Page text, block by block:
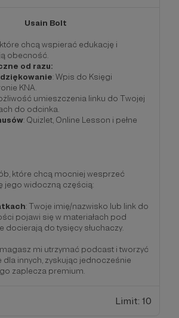
Usain Bolt
chcą wspierać edukację i
obecność.
od razu:
: Wpis do Księgi
KNA.
umieszczenia linku do Twojej
do odcinka.
: Quizlet, Online Lesson i pełne
które chcą mocniej wesprzeć
jego widoczną częścią:
: Twoje imię/nazwisko lub link do
pojawi się w materiałach pod
docierają do tysięcy słuchaczy.
mi utrzymać podcast i tworzyć
dla innych, zyskując jednocześnie
zaplecza premium.
Limit: 10